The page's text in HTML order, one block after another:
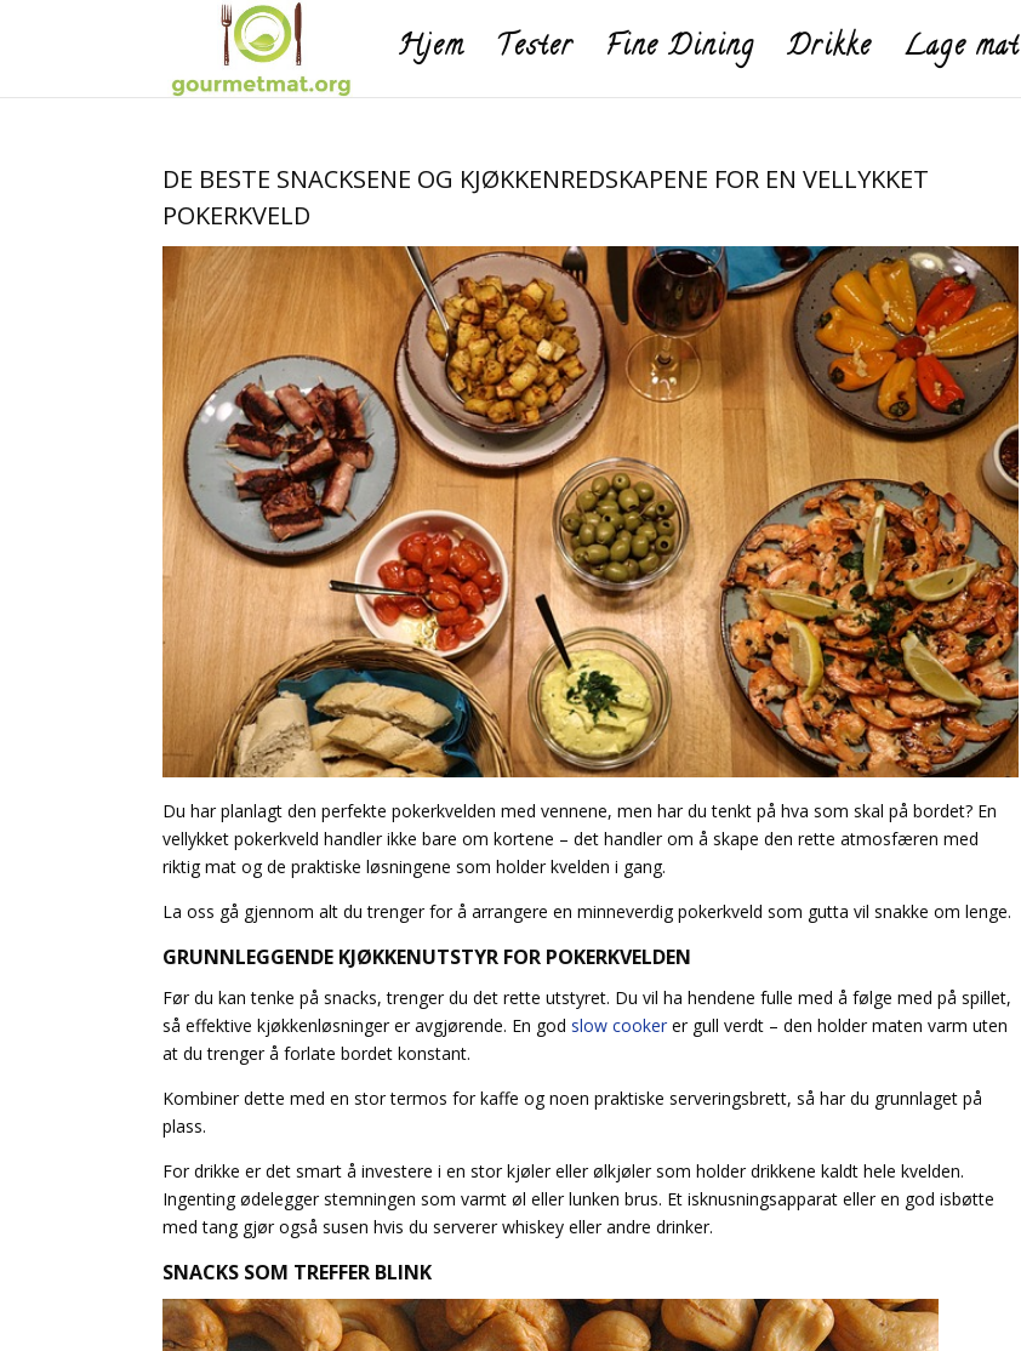
Hjem Tester Fine Dining Drikke Lage mat
DE BESTE SNACKSENE OG KJØKKENREDSKAPENE FOR EN VELLYKKET
POKERKVELD
Du har planlagt den perfekte pokerkvelden med vennene, men har du tenkt på hva som skal på bordet? En
vellykket pokerkveld handler ikke bare om kortene – det handler om å skape den rette atmosfæren med
riktig mat og de praktiske løsningene som holder kvelden i gang.
La oss gå gjennom alt du trenger for å arrangere en minneverdig pokerkveld som gutta vil snakke om lenge.
GRUNNLEGGENDE KJØKKENUTSTYR FOR POKERKVELDEN
Før du kan tenke på snacks, trenger du det rette utstyret. Du vil ha hendene fulle med å følge med på spillet,
så effektive kjøkkenløsninger er avgjørende. En god slow cooker er gull verdt – den holder maten varm uten
at du trenger å forlate bordet konstant.
Kombiner dette med en stor termos for kaffe og noen praktiske serveringsbrett, så har du grunnlaget på
plass.
For drikke er det smart å investere i en stor kjøler eller ølkjøler som holder drikkene kaldt hele kvelden.
Ingenting ødelegger stemningen som varmt øl eller lunken brus. Et isknusningsapparat eller en god isbøtte
med tang gjør også susen hvis du serverer whiskey eller andre drinker.
SNACKS SOM TREFFER BLINK